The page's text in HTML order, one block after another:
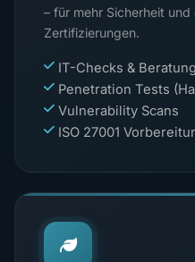
– für mehr Sicherheit
Zertifizierungen.
IT-Checks & Beratung
Penetration Tests
Vulnerability Scans
ISO 27001